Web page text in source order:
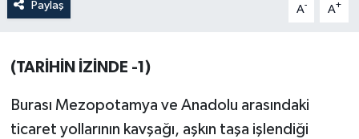
Paylaş A- A+
(TARİHİN İZİNDE -1)
Burası Mezopotamya ve Anadolu arasındaki
ticaret yollarının kavşağı, aşkın taşa işlendiği
SAĞLIK
SPOR